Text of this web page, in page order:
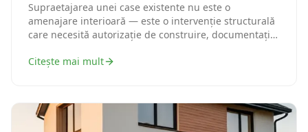
Supraetajarea unei case existente nu este o
amenajare interioară — este o intervenție structurală
care necesită autorizație de construire, documentație
structurală serioasă. Iată traseul legal corect, pas cu
Citește mai mult